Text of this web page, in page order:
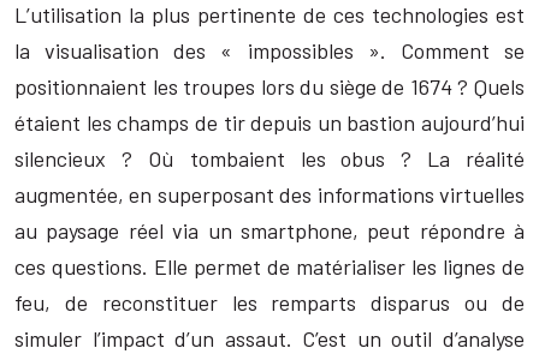
L’utilisation la plus pertinente de ces technologies est
la visualisation des « impossibles ». Comment se
positionnaient les troupes lors du siège de 1674 ? Quels
étaient les champs de tir depuis un bastion aujourd’hui
silencieux ? Où tombaient les obus ? La réalité
augmentée, en superposant des informations virtuelles
au paysage réel via un smartphone, peut répondre à
ces questions. Elle permet de matérialiser les lignes de
feu, de reconstituer les remparts disparus ou de
simuler l’impact d’un assaut. C’est un outil d’analyse